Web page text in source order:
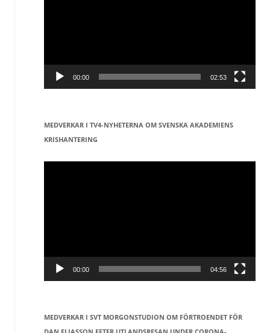
00:00 02:53
MEDVERKAR I TV4-NYHETERNA OM SVENSKA AKADEMIENS
KRISHANTERING
Videospelare
00:00 04:56
MEDVERKAR I SVT MORGONSTUDION OM FÖRTROENDET FÖR